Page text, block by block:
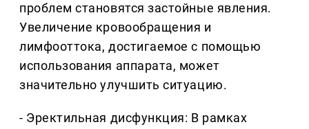
проблем становятся застойные явления.
Увеличение кровообращения и
лимфооттока, достигаемое с помощью
использования аппарата, может
значительно улучшить ситуацию.
- Эректильная дисфункция: В рамках